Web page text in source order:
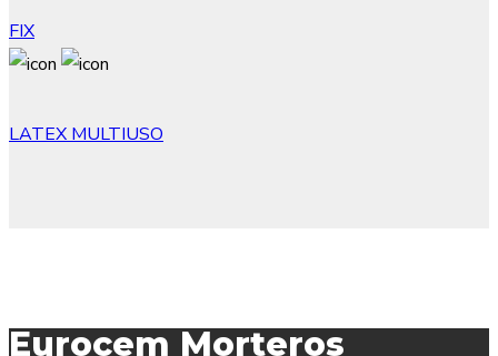
FIX
LATEX MULTIUSO
Eurocem Morteros